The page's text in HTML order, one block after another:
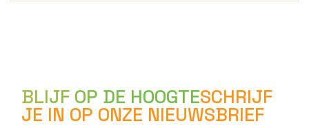
BLIJF OP DE HOOGTESCHRIJF
JE IN OP ONZE NIEUWSBRIEF